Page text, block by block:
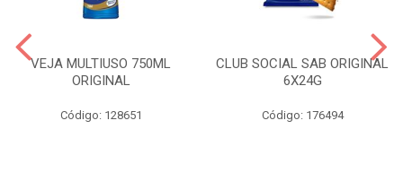
VEJA MULTIUSO 750ML
ORIGINAL
Código: 128651
CLUB SOCIAL SAB ORIGINAL
6X24G
Código: 176494